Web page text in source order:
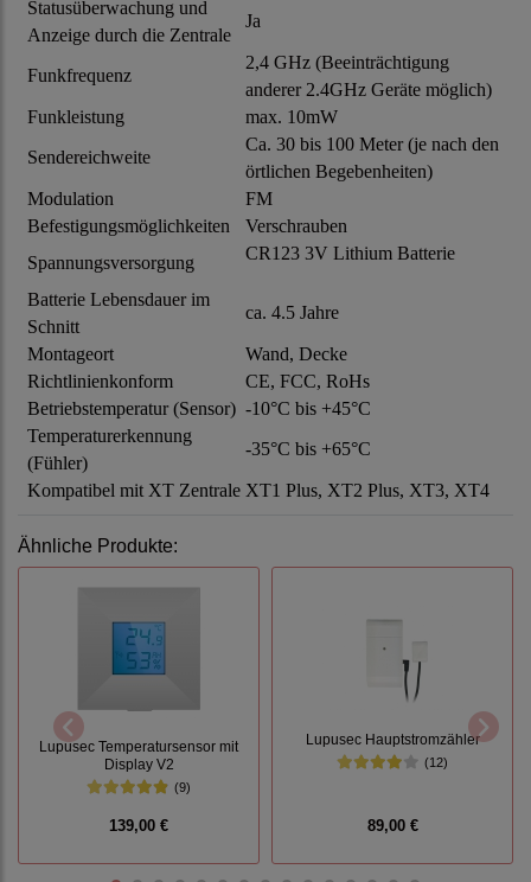
Statusüberwachung und
Anzeige durch die Zentrale
Ja
Funkfrequenz
2,4 GHz (Beeinträchtigung
anderer 2.4GHz Geräte möglich)
Funkleistung
max. 10mW
Sendereichweite
Ca. 30 bis 100 Meter (je nach den
örtlichen Begebenheiten)
Modulation
FM
Befestigungsmöglichkeiten
Verschrauben
Spannungsversorgung
CR123 3V Lithium Batterie
Batterie Lebensdauer im
Schnitt
ca. 4.5 Jahre
Montageort
Wand, Decke
Richtlinienkonform
CE, FCC, RoHs
Betriebstemperatur (Sensor) -10°C bis +45°C
Temperaturerkennung
(Fühler)
-35°C bis +65°C
Kompatibel mit XT Zentrale XT1 Plus, XT2 Plus, XT3, XT4
Ähnliche Produkte:
Lupusec Temperatursensor mit
Display V2
(9)
139,00 €
Lupusec Hauptstromzähler
(12)
89,00 €